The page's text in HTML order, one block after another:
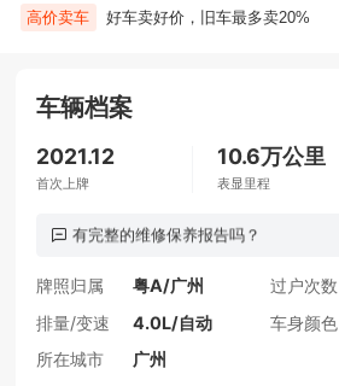
高价卖车 好车卖好价，旧车最多卖20%
车辆档案
2021.12
首次上牌
10.6万公里
表显里程
这辆车有过剐蹭吗？
这辆车最低多少钱出售？
有完整的维修保养报告吗？
是否享受4s店质保？
车还在吗？
车况大概几成新？
牌照归属 粤A/广州 过户次数
排量/变速
4.0L/自动 车身颜色
所在城市
广州